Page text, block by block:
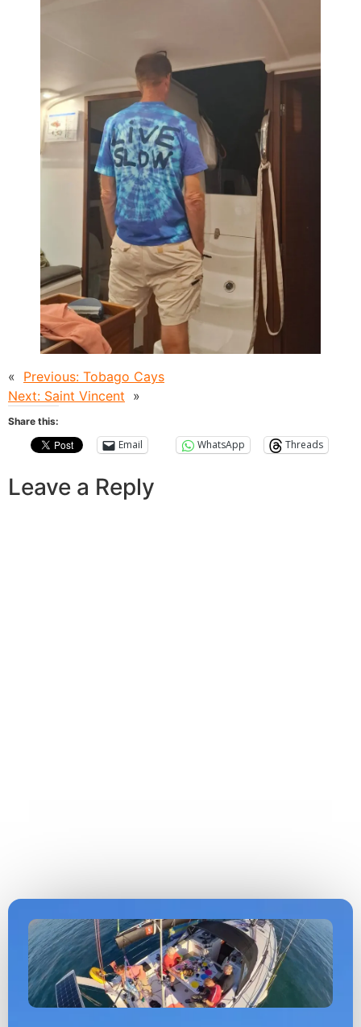
« Previous: Tobago Cays
Next: Saint Vincent »
Share this:
Email WhatsApp Threads
Leave a Reply